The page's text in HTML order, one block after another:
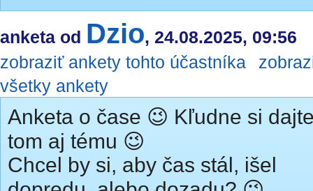
anketa od Dzio, 24.08.2025, 09:56
zobraziť ankety tohto účastníka
všetky ankety
Anketa o čase 😉 Kľudne si
tom aj tému 😉
Chcel by si, aby čas stál, išel